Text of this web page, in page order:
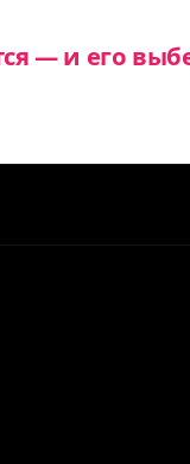
— и его